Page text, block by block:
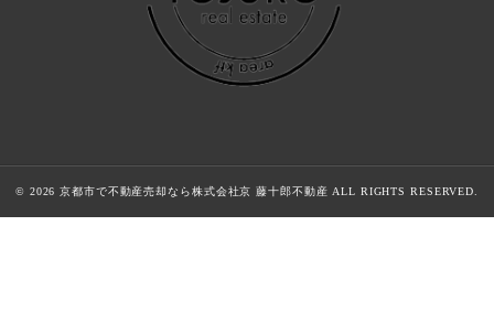
© 2026 京都市で不動産売却なら株式会社京 藤十郎不動産 ALL RIGHTS RESERVED.